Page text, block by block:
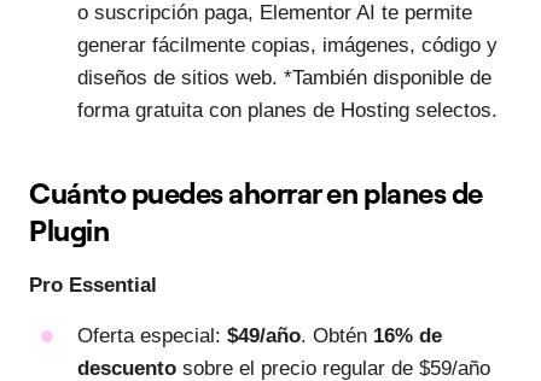
o suscripción paga, Elementor AI te permite
generar fácilmente copias, imágenes, código y
diseños de sitios web. *También disponible de
forma gratuita con planes de Hosting selectos.
Cuánto puedes ahorrar en planes de
Plugin
Pro Essential
Oferta especial: $49/año. Obtén 16% de
descuento sobre el precio regular de $59/año